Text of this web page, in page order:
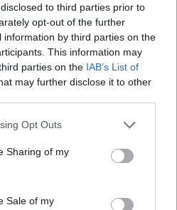
to third parties prior to
opt-out of the further
by third parties on the
This information may
parties on the IAB’s List of
may further disclose it to other
Opt Outs
Sharing of my
Sale of my
riguarda l’orientamento
che non vogliamo lasciare
grande supermercato del
verso lo scaffale giusto,
soluzioni più adatte ai loro
le due direttrici principali su
anni e come si
Vogliamo